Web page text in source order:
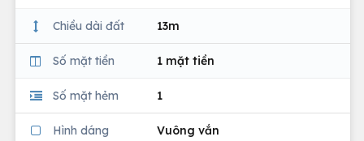
Chiều dài đất 13m
Số mặt tiền 1 mặt tiền
Số mặt hẻm 1
Hình dáng Vuông vắn